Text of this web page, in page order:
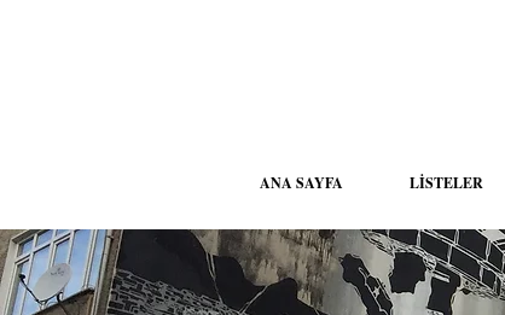
ANA SAYFA LİSTELER